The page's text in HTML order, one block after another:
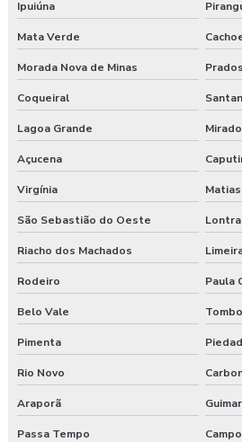
Ipuiúna
Mata Verde
Morada Nova de Minas Prados
Coqueiral
Lagoa Grande
Açucena
Virgínia
São Sebastião do Oeste Lontra
Riacho dos Machados
Rodeiro Paula
Belo Vale
Pimenta
Rio Novo
Araporã
Passa Tempo